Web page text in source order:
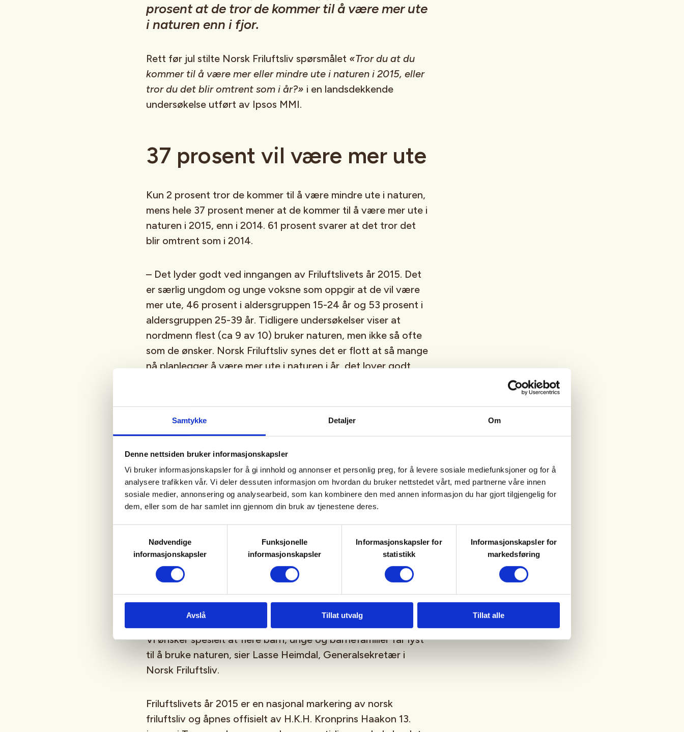
Samtykke Detaljer Om
Denne nettsiden bruker informasjonskapsler
Vi bruker informasjonskapsler for å gi innhold og annonser et personlig preg, for å levere sosiale mediefunksjoner og for å
analysere trafikken vår. Vi deler dessuten informasjon om hvordan du bruker nettstedet vårt, med partnerne våre innen
sosiale medier, annonsering og analysearbeid, som kan kombinere den med annen informasjon du har gjort tilgjengelig for
dem, eller som de har samlet inn gjennom din bruk av tjenestene deres.
Nødvendige
informasjonskapsler
Funksjonelle
informasjonskapsler
Informasjonskapsler for
statistikk
Informasjonskapsler for
markedsføring
Avslå Tillat utvalg Tillat alle
prosent at de tror de kommer til å være mer ute
i naturen enn i fjor.
Rett før jul stilte Norsk Friluftsliv spørsmålet «Tror du at du
kommer til å være mer eller mindre ute i naturen i 2015, eller
tror du det blir omtrent som i år?» i en landsdekkende
undersøkelse utført av Ipsos MMI.
37 prosent vil være mer ute
Kun 2 prosent tror de kommer til å være mindre ute i naturen,
mens hele 37 prosent mener at de kommer til å være mer ute i
naturen i 2015, enn i 2014. 61 prosent svarer at det tror det
blir omtrent som i 2014.
– Det lyder godt ved inngangen av Friluftslivets år 2015. Det
er særlig ungdom og unge voksne som oppgir at de vil være
mer ute, 46 prosent i aldersgruppen 15-24 år og 53 prosent i
aldersgruppen 25-39 år. Tidligere undersøkelser viser at
nordmenn flest (ca 9 av 10) bruker naturen, men ikke så ofte
som de ønsker. Norsk Friluftsliv synes det er flott at så mange
nå planlegger å være mer ute i naturen i år, det lover godt
Friluftsliv. Norsk Friluftsliv er en fellesorganisasjon for norske
gjennomføring av Friluftslivets år 2015.
Vil ha flere ut i naturen
-Målet med Friluftslivets år er at enda flere nordmenn skal
delta i friluftslivet, og vi ønsker å skape økt bevissthet om
friluftslivets positive effekter knyttet til folkehelse. Året skal
også øke kunnskapen om allemannsretten og de svært gode
mulighetene som alle her i Norge har til å utøve friluftsliv –
særlig i nærmiljøet. Friluftslivet skal være enkelt og tilgjengelig.
Vi ønsker spesielt at flere barn, unge og barnefamilier får lyst
til å bruke naturen, sier Lasse Heimdal, Generalsekretær i
Norsk Friluftsliv.
Friluftslivets år 2015 er en nasjonal markering av norsk
friluftsliv og åpnes offisielt av H.K.H. Kronprins Haakon 13.